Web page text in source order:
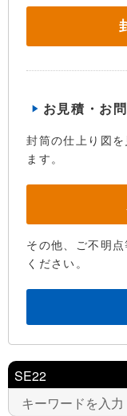
お見積・お
封筒の仕上り図
ます。
その他、ご不明
ください。